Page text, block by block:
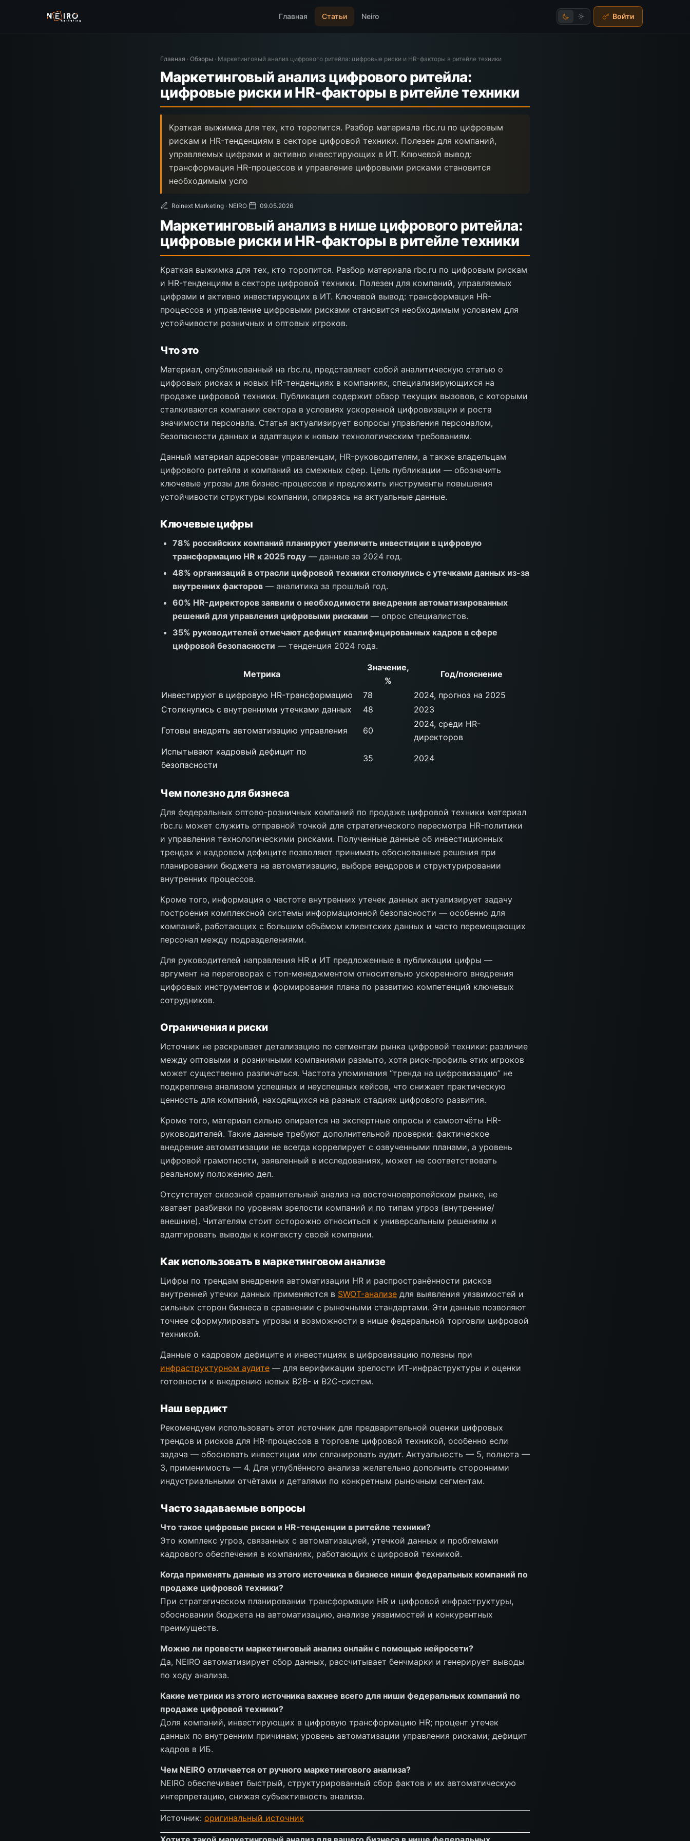
Главная Статьи Neiro Войти
Главная · Обзоры · Маркетинговый анализ цифрового ритейла: цифровые риски и HR-факторы в ритейле техники
Маркетинговый анализ цифрового ритейла:
цифровые риски и HR-факторы в ритейле техники
Краткая выжимка для тех, кто торопится. Разбор материала rbc.ru по цифровым
рискам и HR-тенденциям в секторе цифровой техники. Полезен для компаний,
управляемых цифрами и активно инвестирующих в ИТ. Ключевой вывод:
трансформация HR-процессов и управление цифровыми рисками становится
необходимым усло
Roinext Marketing · NEIRO· 09.05.2026
Маркетинговый анализ в нише цифрового ритейла:
цифровые риски и HR-факторы в ритейле техники
Краткая выжимка для тех, кто торопится. Разбор материала rbc.ru по цифровым рискам
и HR-тенденциям в секторе цифровой техники. Полезен для компаний, управляемых
цифрами и активно инвестирующих в ИТ. Ключевой вывод: трансформация HR-
процессов и управление цифровыми рисками становится необходимым условием для
устойчивости розничных и оптовых игроков.
Что это
Материал, опубликованный на rbc.ru, представляет собой аналитическую статью о
цифровых рисках и новых HR-тенденциях в компаниях, специализирующихся на
продаже цифровой техники. Публикация содержит обзор текущих вызовов, с которыми
сталкиваются компании сектора в условиях ускоренной цифровизации и роста
значимости персонала. Статья актуализирует вопросы управления персоналом,
безопасности данных и адаптации к новым технологическим требованиям.
Данный материал адресован управленцам, HR-руководителям, а также владельцам
цифрового ритейла и компаний из смежных сфер. Цель публикации — обозначить
ключевые угрозы для бизнес-процессов и предложить инструменты повышения
устойчивости структуры компании, опираясь на актуальные данные.
Ключевые цифры
78% российских компаний планируют увеличить инвестиции в цифровую
трансформацию HR к 2025 году — данные за 2024 год.
48% организаций в отрасли цифровой техники столкнулись с утечками данных из-за
внутренних факторов — аналитика за прошлый год.
60% HR-директоров заявили о необходимости внедрения автоматизированных
решений для управления цифровыми рисками — опрос специалистов.
35% руководителей отмечают дефицит квалифицированных кадров в сфере
цифровой безопасности — тенденция 2024 года.
Метрика
Значение,
%
Год/пояснение
Инвестируют в цифровую HR-трансформацию 78
2024, прогноз на 2025
Столкнулись с внутренними утечками данных
48 2023
Готовы внедрять автоматизацию управления 60
2024, среди HR-
директоров
Испытывают кадровый дефицит по
безопасности
35 2024
Чем полезно для бизнеса
Для федеральных оптово-розничных компаний по продаже цифровой техники материал
rbc.ru может служить отправной точкой для стратегического пересмотра HR-политики
и управления технологическими рисками. Полученные данные об инвестиционных
трендах и кадровом дефиците позволяют принимать обоснованные решения при
планировании бюджета на автоматизацию, выборе вендоров и структурировании
внутренних процессов.
Кроме того, информация о частоте внутренних утечек данных актуализирует задачу
построения комплексной системы информационной безопасности — особенно для
компаний, работающих с большим объёмом клиентских данных и часто перемещающих
персонал между подразделениями.
Для руководителей направления HR и ИТ предложенные в публикации цифры —
аргумент на переговорах с топ-менеджментом относительно ускоренного внедрения
цифровых инструментов и формирования плана по развитию компетенций ключевых
сотрудников.
Ограничения и риски
Источник не раскрывает детализацию по сегментам рынка цифровой техники: различие
между оптовыми и розничными компаниями размыто, хотя риск-профиль этих игроков
может существенно различаться. Частота упоминания “тренда на цифровизацию” не
подкреплена анализом успешных и неуспешных кейсов, что снижает практическую
ценность для компаний, находящихся на разных стадиях цифрового развития.
Кроме того, материал сильно опирается на экспертные опросы и самоотчёты HR-
руководителей. Такие данные требуют дополнительной проверки: фактическое
внедрение автоматизации не всегда коррелирует с озвученными планами, а уровень
цифровой грамотности, заявленный в исследованиях, может не соответствовать
реальному положению дел.
Отсутствует сквозной сравнительный анализ на восточноевропейском рынке, не
хватает разбивки по уровням зрелости компаний и по типам угроз (внутренние/
внешние). Читателям стоит осторожно относиться к универсальным решениям и
адаптировать выводы к контексту своей компании.
Как использовать в маркетинговом анализе
Цифры по трендам внедрения автоматизации HR и распространённости рисков
внутренней утечки данных применяются в SWOT-анализе для выявления уязвимостей и
сильных сторон бизнеса в сравнении с рыночными стандартами. Эти данные позволяют
точнее сформулировать угрозы и возможности в нише федеральной торговли цифровой
техникой.
Данные о кадровом дефиците и инвестициях в цифровизацию полезны при
инфраструктурном аудите — для верификации зрелости ИТ-инфраструктуры и оценки
готовности к внедрению новых B2B- и B2C-систем.
Наш вердикт
Рекомендуем использовать этот источник для предварительной оценки цифровых
трендов и рисков для HR-процессов в торговле цифровой техникой, особенно если
задача — обосновать инвестиции или спланировать аудит. Актуальность — 5, полнота —
3, применимость — 4. Для углублённого анализа желательно дополнить сторонними
индустриальными отчётами и деталями по конкретным рыночным сегментам.
Часто задаваемые вопросы
Что такое цифровые риски и HR-тенденции в ритейле техники?
Это комплекс угроз, связанных с автоматизацией, утечкой данных и проблемами
кадрового обеспечения в компаниях, работающих с цифровой техникой.
Когда применять данные из этого источника в бизнесе ниши федеральных компаний по
продаже цифровой техники?
При стратегическом планировании трансформации HR и цифровой инфраструктуры,
обосновании бюджета на автоматизацию, анализе уязвимостей и конкурентных
преимуществ.
Можно ли провести маркетинговый анализ онлайн с помощью нейросети?
Да, NEIRO автоматизирует сбор данных, рассчитывает бенчмарки и генерирует выводы
по ходу анализа.
Какие метрики из этого источника важнее всего для ниши федеральных компаний по
продаже цифровой техники?
Доля компаний, инвестирующих в цифровую трансформацию HR; процент утечек
данных по внутренним причинам; уровень автоматизации управления рисками; дефицит
кадров в ИБ.
Чем NEIRO отличается от ручного маркетингового анализа?
NEIRO обеспечивает быстрый, структурированный сбор фактов и их автоматическую
интерпретацию, снижая субъективность анализа.
Источник: оригинальный источник